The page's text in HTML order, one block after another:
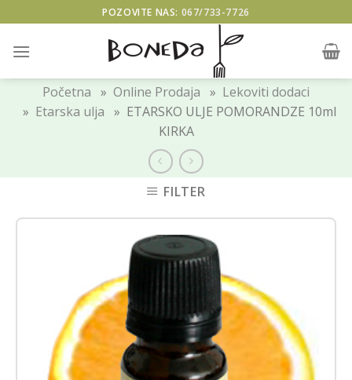
to
content
POZOVITE NAS: 067/733-7726
Početna » Online Prodaja » Lekoviti dodaci
» Etarska ulja » ETARSKO ULJE POMORANDZE 10ml
KIRKA
FILTER